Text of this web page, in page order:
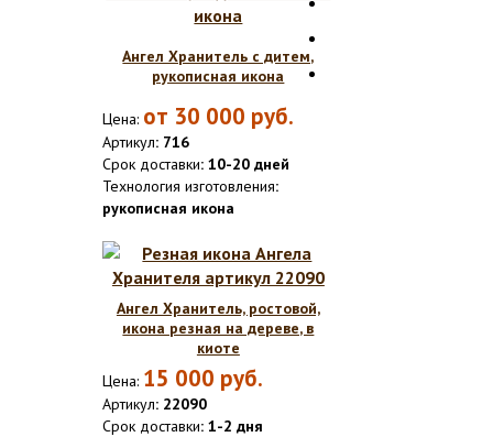
Ангел Хранитель с дитем,
рукописная икона
Цена: от 30 000 руб.
Артикул: 716
Срок доставки: 10-20 дней
Технология изготовления:
рукописная икона
Ангел Хранитель, ростовой,
икона резная на дереве, в
киоте
Цена: 15 000 руб.
Артикул: 22090
Срок доставки: 1-2 дня